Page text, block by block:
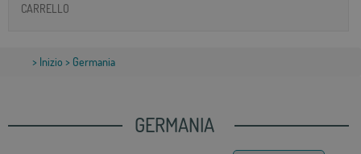
CARRELLO
> Inizio > Germania
GERMANIA